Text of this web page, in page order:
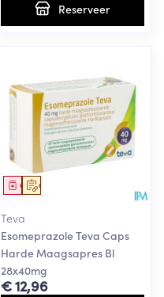
Reserveer
Op voorschrift
Geneesmiddel
Teva
Esomeprazole Teva Caps
Harde Maagsapres Bl
28x40mg
€ 12,96